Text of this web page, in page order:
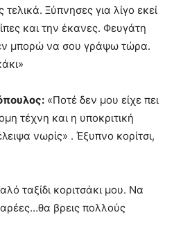
τελικά. Ξύπνησες για λίγο εκεί
και την έκανες. Φευγάτη
μπορώ να σου γράψω τώρα.
«Ποτέ δεν μου είχε πει
τέχνη και η υποκριτική
νωρίς» . Έξυπνο κορίτσι,
ταξίδι κοριτσάκι μου. Να
βρεις πολλούς